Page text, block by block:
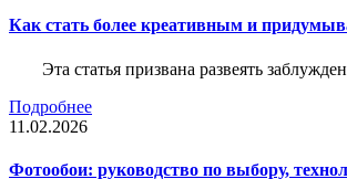
Как стать более креативным и
Эта статья призвана развеять
Подробнее
11.02.2026
Фотообои: руководство по выбору,